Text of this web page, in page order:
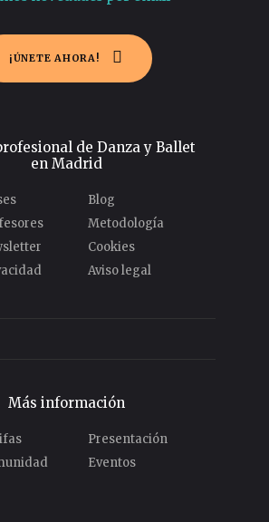
¡ÚNETE AHORA!
de Danza y Ballet
en Madrid
Blog
Metodología
Cookies
Aviso legal
Más información
Presentación
Eventos